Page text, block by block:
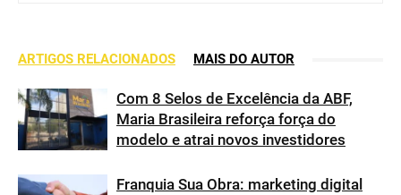
ARTIGOS RELACIONADOS MAIS DO AUTOR
Com 8 Selos de Excelência da ABF,
Maria Brasileira reforça força do
modelo e atrai novos investidores
Franquia Sua Obra: marketing digital